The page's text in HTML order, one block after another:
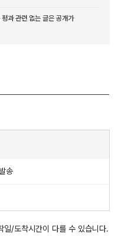
과 관련 없는 글은 공개가
송
일/도착시간이 다를 수 있습니다.